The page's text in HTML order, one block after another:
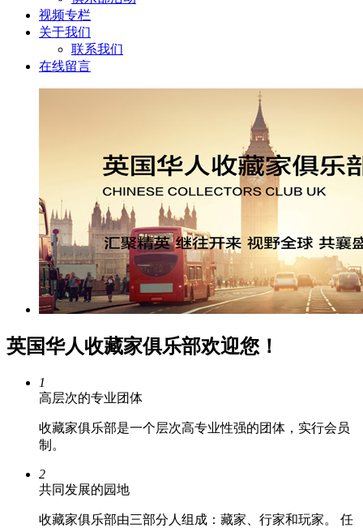
视频专栏
关于我们
联系我们
在线留言
英国华人收藏家俱乐部欢迎您！
1
高层次的专业团体
收藏家俱乐部是一个层次高专业性强的团体，实行会员
制。
2
共同发展的园地
收藏家俱乐部由三部分人组成：藏家、行家和玩家。 任